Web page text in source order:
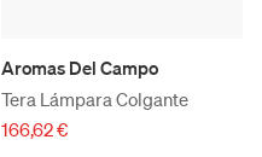
Aromas Del Campo
Tera Lámpara Colgante
166,62 €